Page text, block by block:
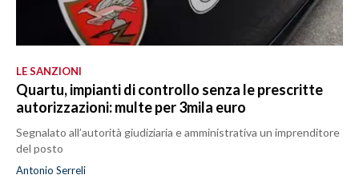
LE SANZIONI
Quartu, impianti di controllo senza le prescritte
autorizzazioni: multe per 3mila euro
Segnalato all’autorità giudiziaria e amministrativa un imprenditore
del posto
Antonio Serreli